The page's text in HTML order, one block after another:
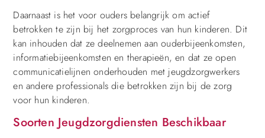
Daarnaast is het voor ouders belangrijk om actief
betrokken te zijn bij het zorgproces van hun kinderen. Dit
kan inhouden dat ze deelnemen aan ouderbijeenkomsten,
informatiebijeenkomsten en therapieën, en dat ze open
communicatielijnen onderhouden met jeugdzorgwerkers
en andere professionals die betrokken zijn bij de zorg
voor hun kinderen.
Soorten Jeugdzorgdiensten Beschikbaar